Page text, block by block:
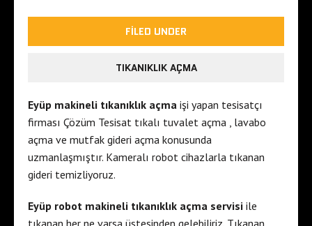
FILED UNDER
TIKANIKLIK AÇMA
Eyüp makineli tıkanıklık açma işi yapan tesisatçı
firması Çözüm Tesisat tıkalı tuvalet açma , lavabo
açma ve mutfak gideri açma konusunda
uzmanlaşmıştır. Kameralı robot cihazlarla tıkanan
gideri temizliyoruz.
Eyüp robot makineli tıkanıklık açma servisi ile